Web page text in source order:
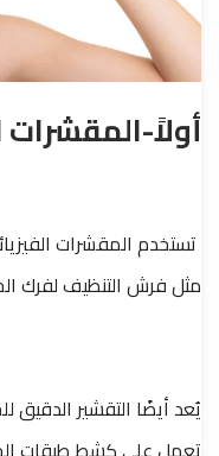
أولاً-المقشرات
تستخدم المقشرات
مثل فرش التنظيف لفرك
يُعد أيضًا التقشير الدقيق